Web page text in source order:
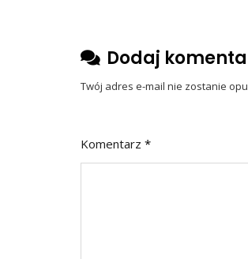
Dodaj
Twój adres e-mail nie zostanie
Komentarz *